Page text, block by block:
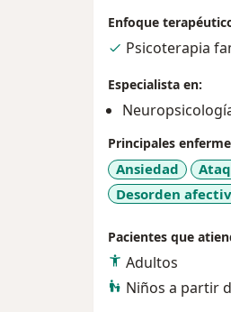
Enfoque
Psicoterapia
Especialista en:
Principales
Ansiedad
Desorden
Pacientes que
Adultos
Niños a partir